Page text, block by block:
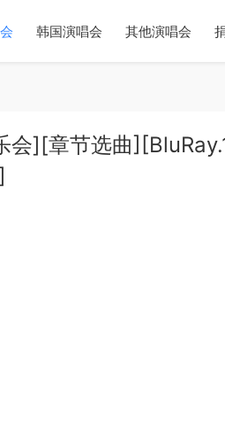
韩国演唱会 其他演唱会
会][章节选曲